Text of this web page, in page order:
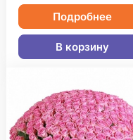
Подробнее
В корзину